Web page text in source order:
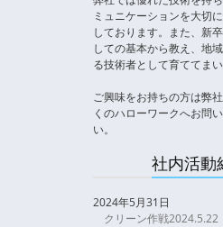
ミュニケーションを大切
しております。また、新
しての基本から教え、地
る技術者として育ててまい
ご興味をお持ちの方は弊
くのハローワークへお問
い。
社内活動
2024年5月31日
クリーン作戦2024.5.22